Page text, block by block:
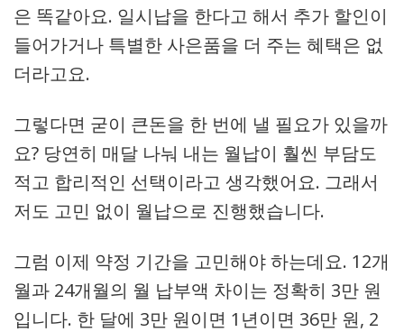
은 똑같아요. 일시납을 한다고 해서 추가 할인이
들어가거나 특별한 사은품을 더 주는 혜택은 없
더라고요.
그렇다면 굳이 큰돈을 한 번에 낼 필요가 있을까
요? 당연히 매달 나눠 내는 월납이 훨씬 부담도
적고 합리적인 선택이라고 생각했어요. 그래서
저도 고민 없이 월납으로 진행했습니다.
그럼 이제 약정 기간을 고민해야 하는데요. 12개
월과 24개월의 월 납부액 차이는 정확히 3만 원
입니다. 한 달에 3만 원이면 1년이면 36만 원, 2